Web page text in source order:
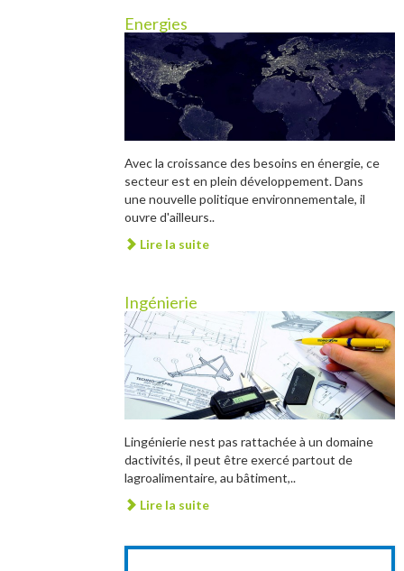
Energies
Avec la croissance des besoins en énergie, ce
secteur est en plein développement. Dans
une nouvelle politique environnementale, il
ouvre d'ailleurs..
Lire la suite
Ingénierie
Lingénierie nest pas rattachée à un domaine
dactivités, il peut être exercé partout de
lagroalimentaire, au bâtiment,..
Lire la suite